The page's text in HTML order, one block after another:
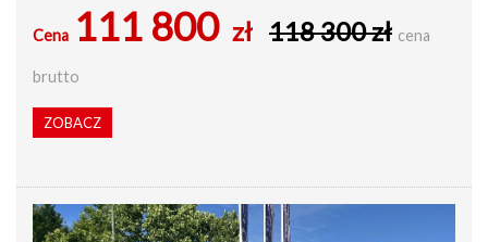
Cena 111 800 zł 118 300 zł cena
brutto
ZOBACZ